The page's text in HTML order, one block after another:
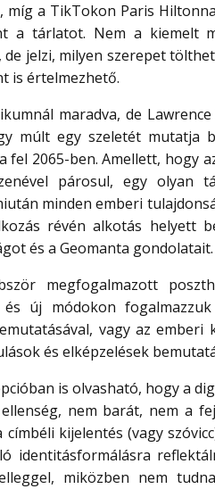
míg a TikTokon Paris
a tárlatot. Nem a kiemelt
jelzi, milyen szerepet
is értelmezhető.
maradva, de Lawrence
múlt egy szeletét mutatja
fel 2065-ben. Amellett, hogy
párosul, egy olyan
minden emberi
révén alkotás helyett
és a Geomanta gondolatait.
megfogalmazott
új módokon
vagy az
és elképzelések
is olvasható, hogy a
nem barát, nem a
címbéli kijelentés (vagy
identitásformálásra
miközben nem